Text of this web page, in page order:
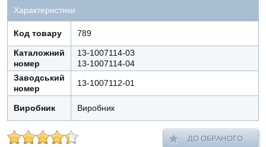
Характеристики
Код товару 789
Каталожний
номер
13-1007114-03
13-1007114-04
Заводський
номер
13-1007112-01
Виробник Виробник
ДО ОБРАНОГО